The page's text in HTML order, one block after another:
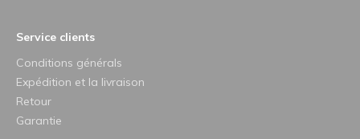
Service clients
Conditions générals
Expédition et la livraison
Retour
Garantie